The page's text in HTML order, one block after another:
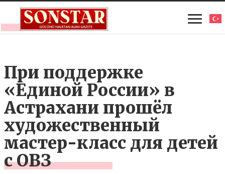
При поддержке
«Единой России» в
Астрахани прошёл
художественный
мастер-класс для детей
с ОВЗ